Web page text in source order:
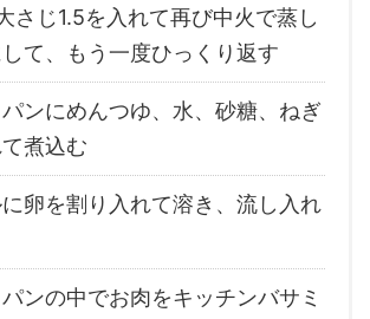
さじ1.5を入れて再び中火で蒸し
て、もう一度ひっくり返す
ンにめんつゆ、水、砂糖、ねぎ
煮込む
卵を割り入れて溶き、流し入れ
ンの中でお肉をキッチンバサミ